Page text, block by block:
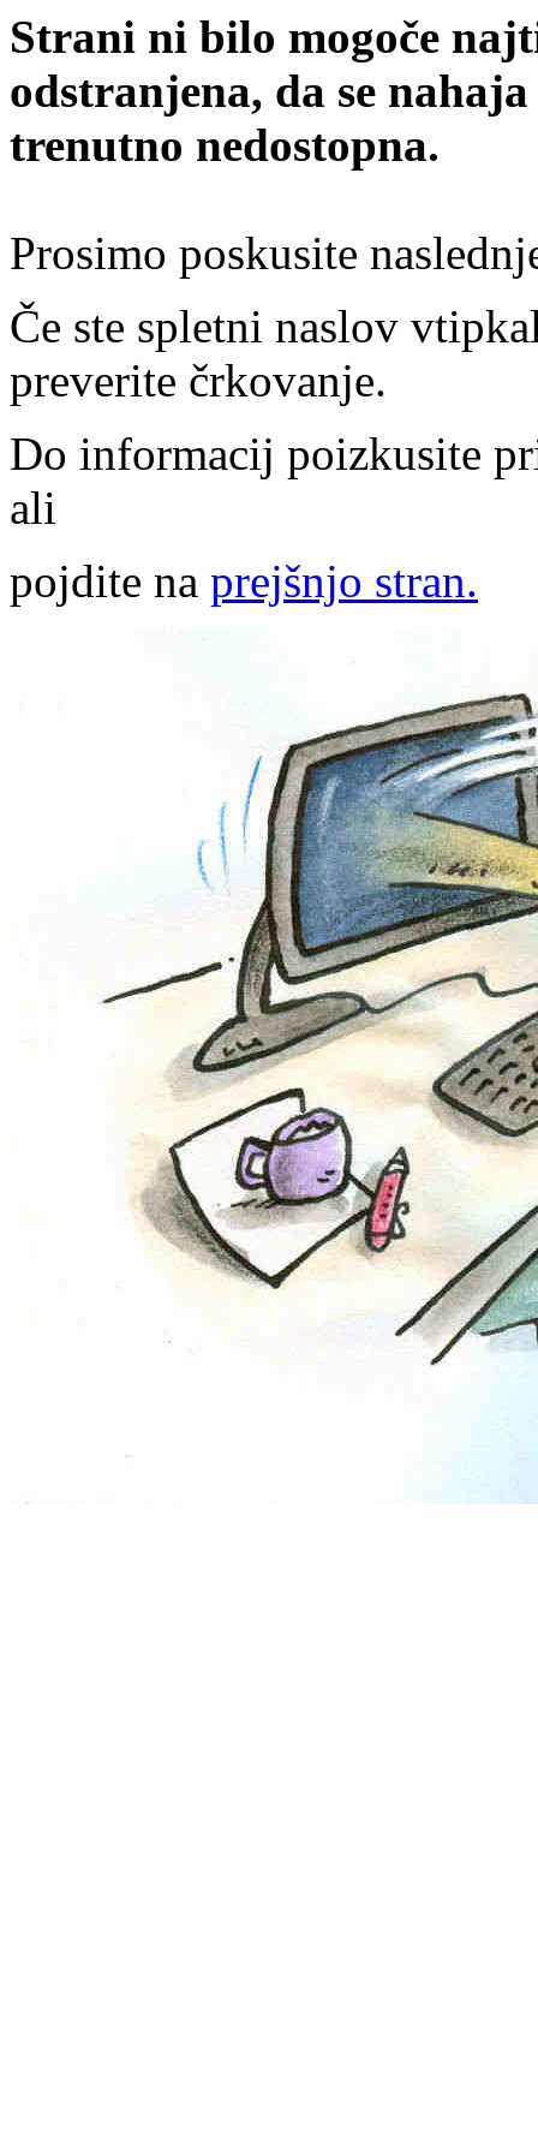
Strani ni bilo mogoče
odstranjena, da se
trenutno nedostopna.
Prosimo poskusite
Če ste spletni naslov
preverite črkovanje.
Do informacij poizkusite
ali
pojdite na prejšnjo stran.